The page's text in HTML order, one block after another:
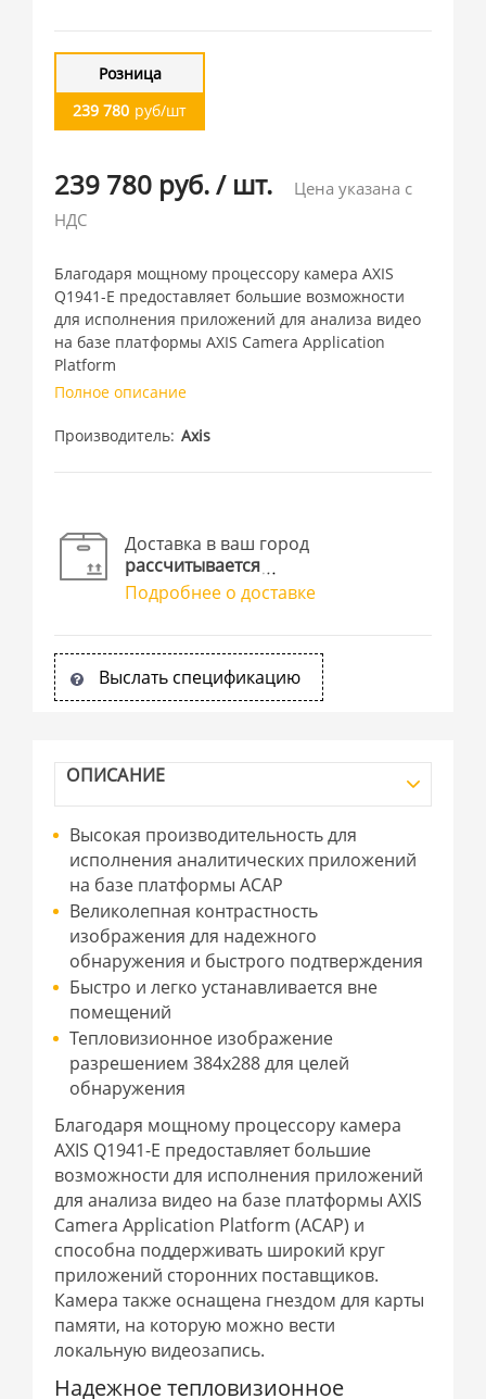
Розница
239 780 руб/шт
239 780 руб./ шт.
Цена указана с
НДС
Благодаря мощному процессору камера AXIS
Q1941-E предоставляет большие возможности
для исполнения приложений для анализа видео
на базе платформы AXIS Camera Application
Platform
Полное описание
Производитель Axis
Доставка в ваш город
рассчитывается
Подробнее о доставке
Выслать спецификацию
ОПИСАНИЕ
Высокая производительность для
исполнения аналитических приложений
на базе платформы ACAP
Великолепная контрастность
изображения для надежного
обнаружения и быстрого подтверждения
Быстро и легко устанавливается вне
помещений
Тепловизионное изображение
разрешением 384x288 для целей
обнаружения
Благодаря мощному процессору камера
AXIS Q1941-E предоставляет большие
возможности для исполнения приложений
для анализа видео на базе платформы AXIS
Camera Application Platform (ACAP) и
способна поддерживать широкий круг
приложений сторонних поставщиков.
Камера также оснащена гнездом для карты
памяти, на которую можно вести
локальную видеозапись.
Надежное тепловизионное